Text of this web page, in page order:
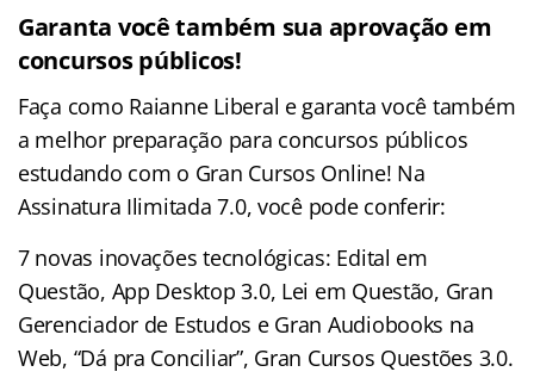
Garanta você também sua aprovação em
concursos públicos!
Faça como Raianne Liberal e garanta você também
a melhor preparação para concursos públicos
estudando com o Gran Cursos Online! Na
Assinatura Ilimitada 7.0, você pode conferir:
7 novas inovações tecnológicas: Edital em
Questão, App Desktop 3.0, Lei em Questão, Gran
Gerenciador de Estudos e Gran Audiobooks na
Web, “Dá pra Conciliar”, Gran Cursos Questões 3.0.